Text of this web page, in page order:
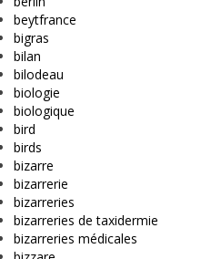
beytfrance
bigras
bilan
bilodeau
biologie
biologique
bird
birds
bizarre
bizarrerie
bizarreries
bizarreries de taxidermie
bizarreries médicales